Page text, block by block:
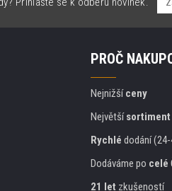
PROČ
Nejnižšíceny
Největšísortiment
Rychlé dodání
Dodáváme po celé
21 let zkušeností